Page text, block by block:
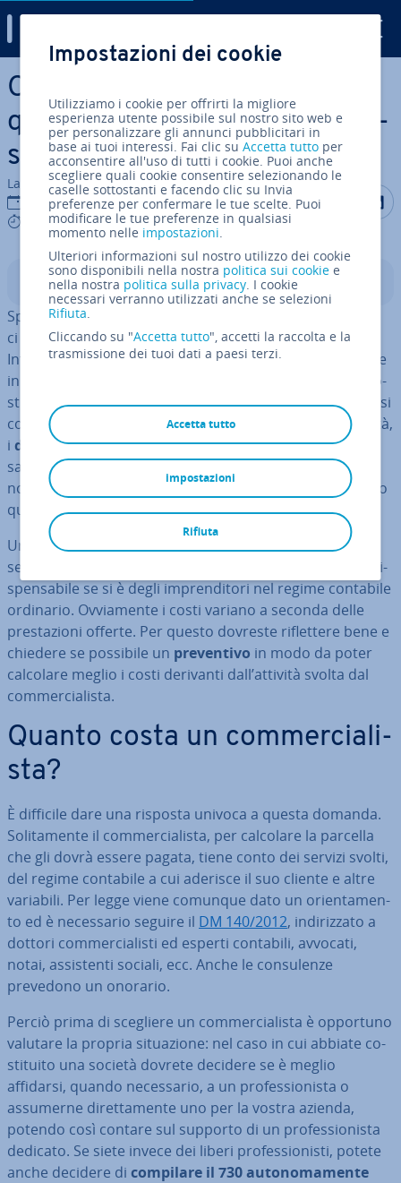
Vai al contenuto prin­ci­pa­le
Costi del com­mer­cia­li­sta:
quanto costa un com­mer­cia­li­
sta?
La redazione di IONOS
12 set 2023
4 mins
Condividi
Indice
Spesso al momento di fare la
ci si chiede se sia meglio ri­vol­ger­si a un com­mer­cia­li­sta.
Infatti non tutti sannoquali costi detrarre dalle tasse
e
in casi simili (ma non solo) un com­mer­cia­li­sta può di­mo­
strar­si un valido aiuto. Spe­cial­men­te la prima volta che si
compila la di­chia­ra­zio­ne dei redditi per la propria attività,
i dubbi non man­che­ran­noe proprio per questo
sarebbe meglio farsi guidare da un pro­fes­sio­ni­sta, per
non doversi poi pre­oc­cu­pa­re di aver omesso o sbagliato
qualcosa.
Un com­mer­cia­li­sta può aiutare anche per molti altri
servizi, ad esempio per la
, in­di­
spen­sa­bi­le se si è degli im­pren­di­to­ri nel regime contabile
ordinario. Ov­via­men­te i costi variano a seconda delle
pre­sta­zio­ni offerte. Per questo dovreste ri­flet­te­re bene e
chiedere se possibile un pre­ven­ti­vo in modo da poter
calcolare meglio i costi derivanti dall’attività svolta dal
com­mer­cia­li­sta.
Quanto costa un com­mer­cia­li­
sta?
È difficile dare una risposta univoca a questa domanda.
So­li­ta­men­te il com­mer­cia­li­sta, per calcolare la parcella
che gli dovrà essere pagata, tiene conto dei servizi svolti,
del regime contabile a cui aderisce il suo cliente e altre
variabili. Per legge viene comunque dato un orien­ta­men­
to ed è ne­ces­sa­rio seguire il DM 140/2012, in­di­riz­za­to a
dottori com­mer­cia­li­sti ed esperti contabili, avvocati,
notai, as­si­sten­ti sociali, ecc. Anche le con­su­len­ze
prevedono un onorario.
Perciò prima di scegliere un com­mer­cia­li­sta è opportuno
valutare la propria si­tua­zio­ne: nel caso in cui abbiate co­
sti­tui­to una società dovrete decidere se è meglio
affidarsi, quando ne­ces­sa­rio, a un pro­fes­sio­ni­sta o
assumerne di­ret­ta­men­te uno per la vostra azienda,
potendo così contare sul supporto di un pro­fes­sio­ni­sta
dedicato. Se siete invece dei liberi pro­fes­sio­ni­sti, potete
anche decidere di compilare il 730 au­to­no­ma­men­te
Impostazioni dei cookie
Utilizziamo i cookie per offrirti la migliore
esperienza utente possibile sul nostro sito web e
per personalizzare gli annunci pubblicitari in
base ai tuoi interessi. Fai clic suAccetta tutto per
acconsentire all'uso di tutti i cookie. Puoi anche
scegliere quali cookie consentire selezionando le
caselle sottostanti e facendo clic su Invia
preferenze per confermare le tue scelte. Puoi
modificare le tue preferenze in qualsiasi
momento nelle impostazioni.
Ulteriori informazioni sul nostro utilizzo dei cookie
sono disponibili nella nostra politica sui cookie e
nella nostra politica sulla privacy. I cookie
necessari verranno utilizzati anche se selezioni
Rifiuta.
Cliccando su "Accetta tutto", accetti la raccolta e la
trasmissione dei tuoi dati a paesi terzi.
Accetta tutto
Rifiuta
impostazioni